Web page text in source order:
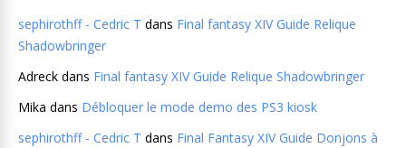
sephirothff - Cedric T dans Final fantasy XIV Guide Relique
Shadowbringer
Adreck dans Final fantasy XIV Guide Relique Shadowbringer
Mika dans Débloquer le mode demo des PS3 kiosk
sephirothff - Cedric T dans Final Fantasy XIV Guide Donjons à